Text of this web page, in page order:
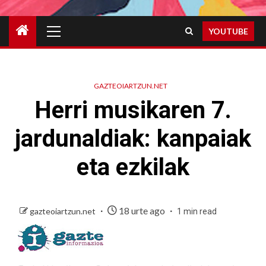
Menu
YOUTUBE
GAZTEOIARTZUN.NET
Herri musikaren 7.
jardunaldiak: kanpaiak
eta ezkilak
gazteoiartzun.net 18 urte ago 1 min read